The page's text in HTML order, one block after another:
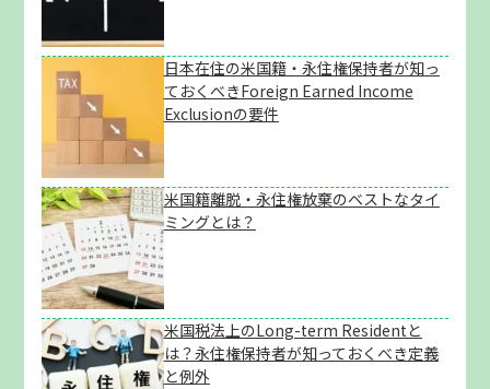
日本在住の米国籍・永住権保持者が知っ
ておくべきForeign Earned Income
Exclusionの要件
米国籍離脱・永住権放棄のベストなタイ
ミングとは？
米国税法上のLong-term Residentと
は？永住権保持者が知っておくべき定義
と例外